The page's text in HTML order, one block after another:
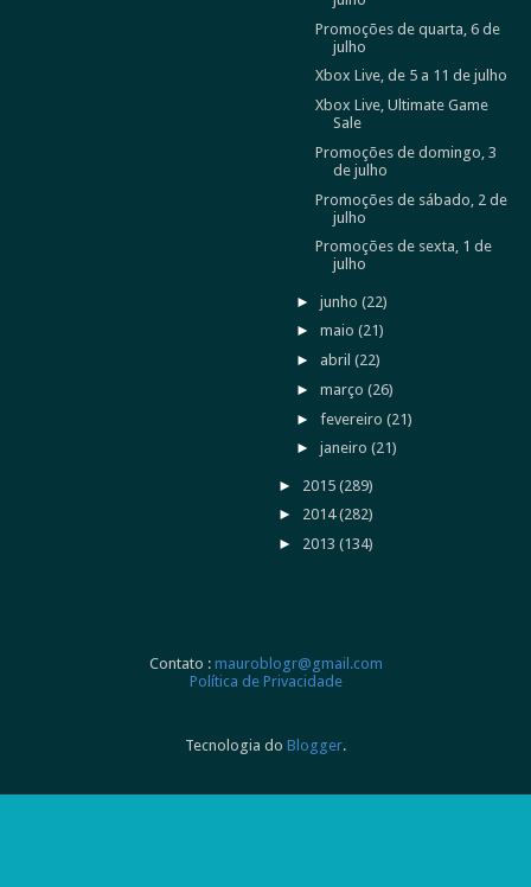
Promoções de quarta, 6 de
julho
Xbox Live, de 5 a 11 de julho
Xbox Live, Ultimate Game
Sale
Promoções de domingo, 3
de julho
Promoções de sábado, 2 de
julho
Promoções de sexta, 1 de
julho
►junho(22)
►maio(21)
► abril(22)
►março(26)
►fevereiro(21)
►janeiro(21)
► 2015 (289)
► 2014(282)
► 2013 (134)
Contato : mauroblogr@gmail.com
Política de Privacidade
Tecnologia do Blogger.